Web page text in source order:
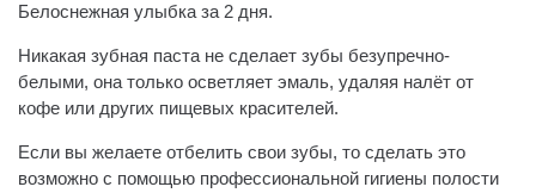
️Белоснежная улыбка за 2 дня.
Никакая зубная паста не сделает зубы безупречно-
белыми, она только осветляет эмаль, удаляя налёт от
кофе или других пищевых красителей.
Если вы желаете отбелить свои зубы, то сделать это
возможно с помощью профессиональной гигиены полости